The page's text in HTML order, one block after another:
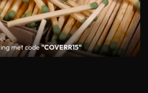
met code"COVERR15"